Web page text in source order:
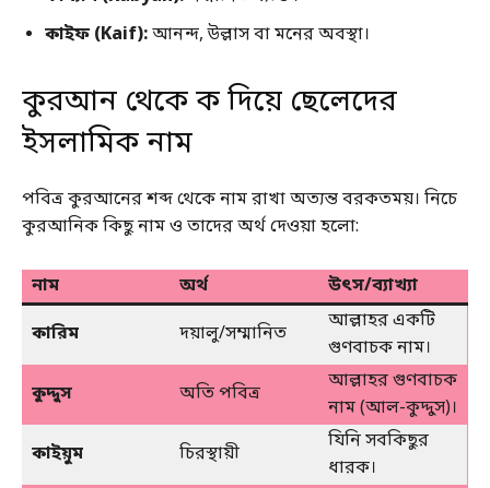
কাইফ (Kaif):আনন্দ, উল্লাস বা মনের অবস্থা।
কুরআন থেকে ক দিয়ে ছেলেদের
ইসলামিক নাম
পবিত্র কুরআনের শব্দ থেকে নাম রাখা অত্যন্ত বরকতময়। নিচে
কুরআনিক কিছু নাম ও তাদের অর্থ দেওয়া হলো:
নাম অর্থ
উৎস/ব্যাখ্যা
কারিম
দয়ালু/সম্মানিত
আল্লাহর একটি
গুণবাচক নাম।
কুদ্দুস
অতি পবিত্র
আল্লাহর গুণবাচক
নাম (আল-কুদ্দুস)।
কাইয়ুম
চিরস্থায়ী
যিনি সবকিছুর
ধারক।